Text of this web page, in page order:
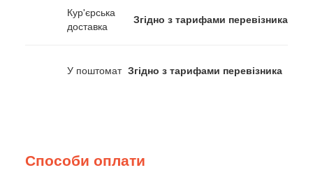
Кур'єрська
доставка
Згідно з тарифами перевізника
У поштомат Згідно з тарифами перевізника
Способи оплати